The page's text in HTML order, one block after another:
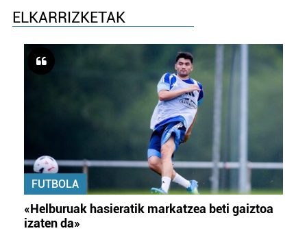
ELKARRIZKETAK
FUTBOLA
«Helburuak hasieratik markatzea beti gaiztoa
izaten da»